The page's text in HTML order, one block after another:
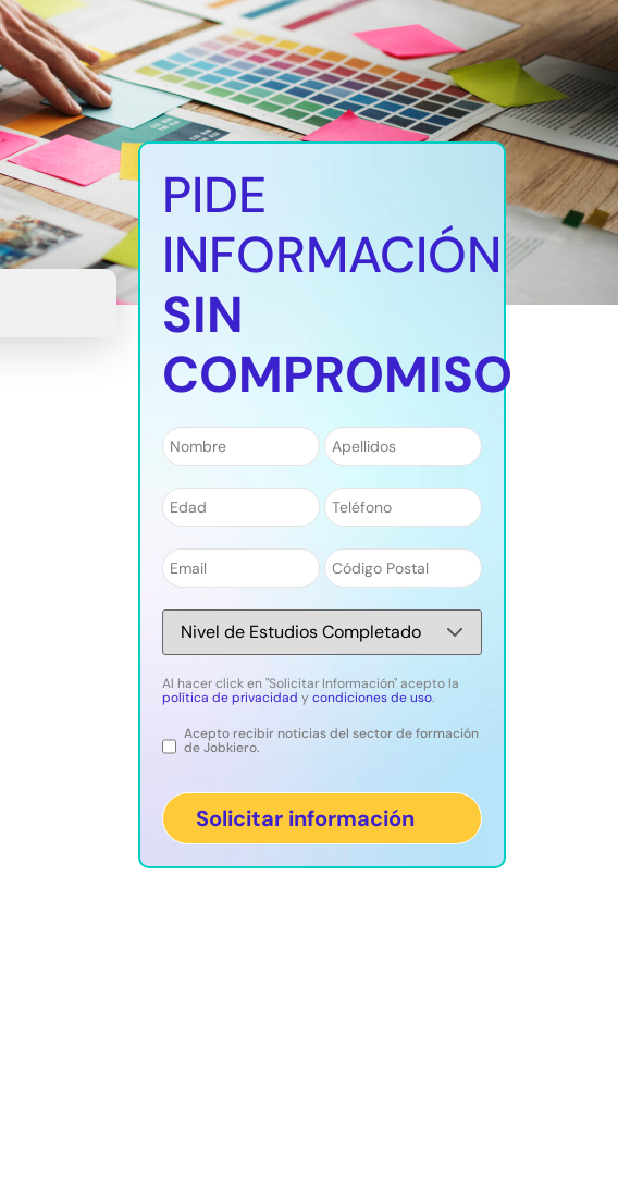
PIDE
INFORMACIÓN
SIN
COMPROMISO
Nombre* Apellidos*
Número* Teléfono*
Email* Código
Postal*
Nivel
Estudios*
Al hacer click en "Solicitar Información" acepto la
política de privacidad ycondiciones de uso.
LegalAcepto recibir noticias del sector de formación
de Jobkiero.